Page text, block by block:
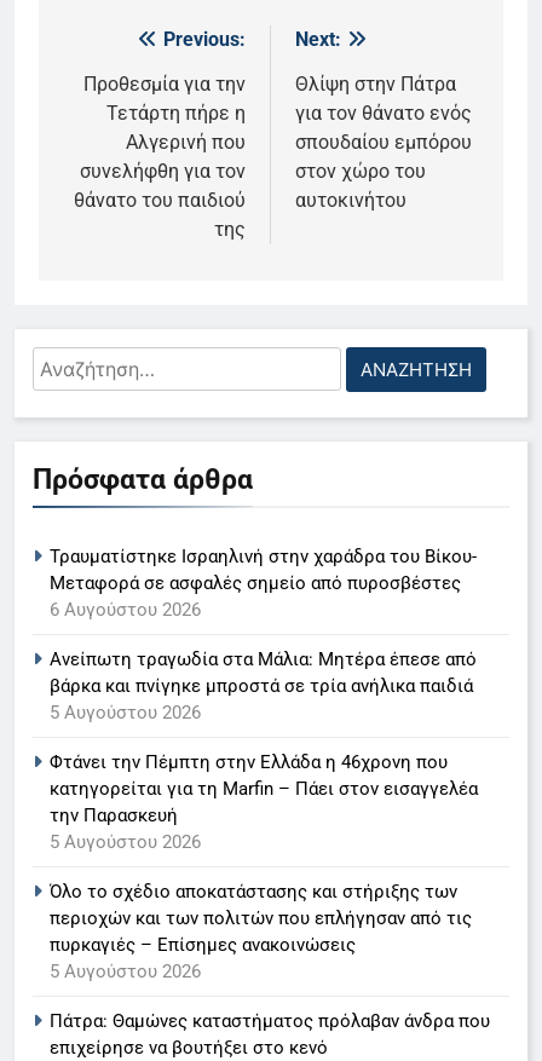
Πλοήγηση
άρθρων
Previous:
Προθεσμία για την
Τετάρτη πήρε η
Αλγερινή που
συνελήφθη για τον
θάνατο του παιδιού
της
Next:
Θλίψη στην Πάτρα
για τον θάνατο ενός
σπουδαίου εμπόρου
στον χώρο του
αυτοκινήτου
Αναζήτηση
για:
Πρόσφατα άρθρα
Τραυματίστηκε Ισραηλινή στην χαράδρα του Βίκου-
Μεταφορά σε ασφαλές σημείο από πυροσβέστες
6 Αυγούστου 2026
Ανείπωτη τραγωδία στα Μάλια: Μητέρα έπεσε από
βάρκα και πνίγηκε μπροστά σε τρία ανήλικα παιδιά
5 Αυγούστου 2026
Φτάνει την Πέμπτη στην Ελλάδα η 46χρονη που
κατηγορείται για τη Marfin – Πάει στον εισαγγελέα
την Παρασκευή
5 Αυγούστου 2026
Όλο το σχέδιο αποκατάστασης και στήριξης των
περιοχών και των πολιτών που επλήγησαν από τις
πυρκαγιές – Επίσημες ανακοινώσεις
5 Αυγούστου 2026
Πάτρα: Θαμώνες καταστήματος πρόλαβαν άνδρα που
επιχείρησε να βουτήξει στο κενό
5
Ο Παναγιώτης Στάθης στο
ειδήσεων της ΕΡΤ
LIFESTYLE-MEDIA
Στον ΑΝΤ1 η Σία Κοσιώνη- Η
ανακοίνωση του σταθμού
7
LIFESTYLE-MEDIA
8
Times μαζί σε μια νέα
συνδρομητική πρόταση
LIFESTYLE-MEDIA